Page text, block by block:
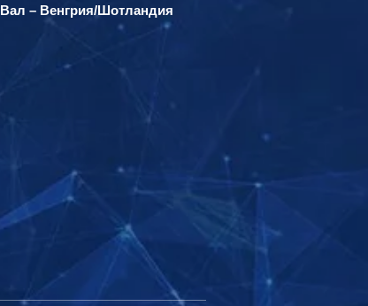
Вал – Венгрия/Шотландия